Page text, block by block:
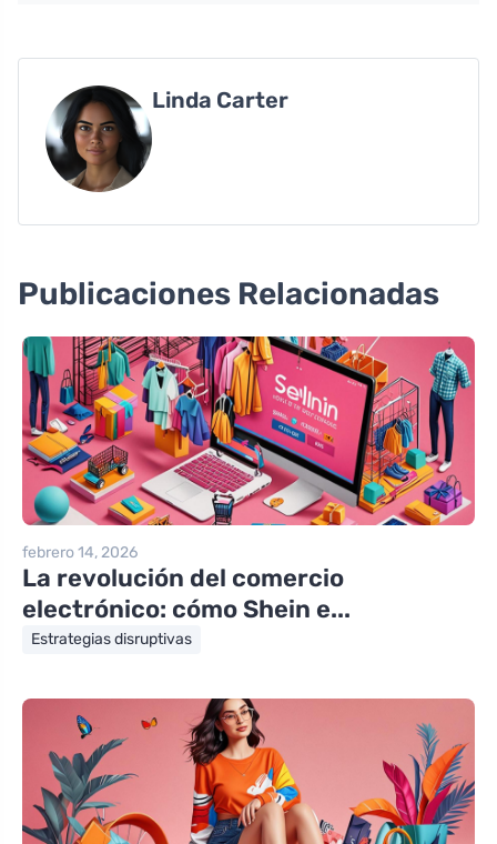
Linda Carter
Publicaciones Relacionadas
febrero 14, 2026
La revolución del comercio
electrónico: cómo Shein e...
Estrategias disruptivas